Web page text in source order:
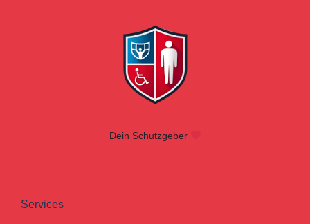
Dein Schutzgeber
Services